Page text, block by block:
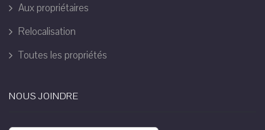
Aux propriétaires
Relocalisation
Toutes les propriétés
NOUS JOINDRE